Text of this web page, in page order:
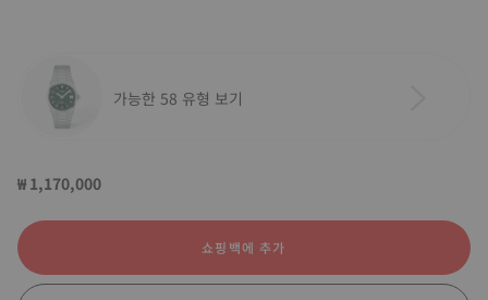
가능한 58 유형 보기
₩ 1,170,000
쇼핑백에 추가